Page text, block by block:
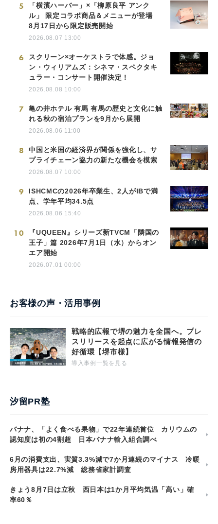
5
「横濱ハーバー」×「柳原良平 アンク
ル」 限定コラボ商品＆メニューが登場
8月17日から限定販売開始
2026.08.07 13:00
6
スクリーン×オーケストラで体感。ジョ
ン・ウィリアムズ：シネマ・スペクタキ
ュラー・コンサート開催決定！
2026.08.08 10:00
7
亀の井ホテル 有馬 有馬の歴史と文化に触
れる秋の宿泊プランを9月から展開
2026.08.06 11:00
8
中国と米国の経済界が関係を強化し、サ
プライチェーン協力の新たな機会を模索
2026.08.07 10:00
9
ISHCMCの2026年卒業生、2人がIBで満
点、学年平均34.5点
2026.08.06 15:40
10
『UQUEEN』シリーズ新TVCM「隣国の
王子」篇 2026年7月1日（水）からオン
エア開始
2026.07.01 00:00
お客様の声・活用事例
戦略的広報で堺の魅力を全国へ。プレ
スリリースを起点に広がる情報発信の
好循環【堺市様】
導入事例一覧を見る
汐留PR塾
バナナ、「よく食べる果物」で22年連続首位 カリウムの
認知度は初の4割超 日本バナナ輸入組合調べ
6月の消費支出、実質3.3%減で7か月連続のマイナス 冷暖
房用器具は22.7%減 総務省家計調査
きょう8月7日は立秋 西日本は1か月平均気温「高い」確
率60％